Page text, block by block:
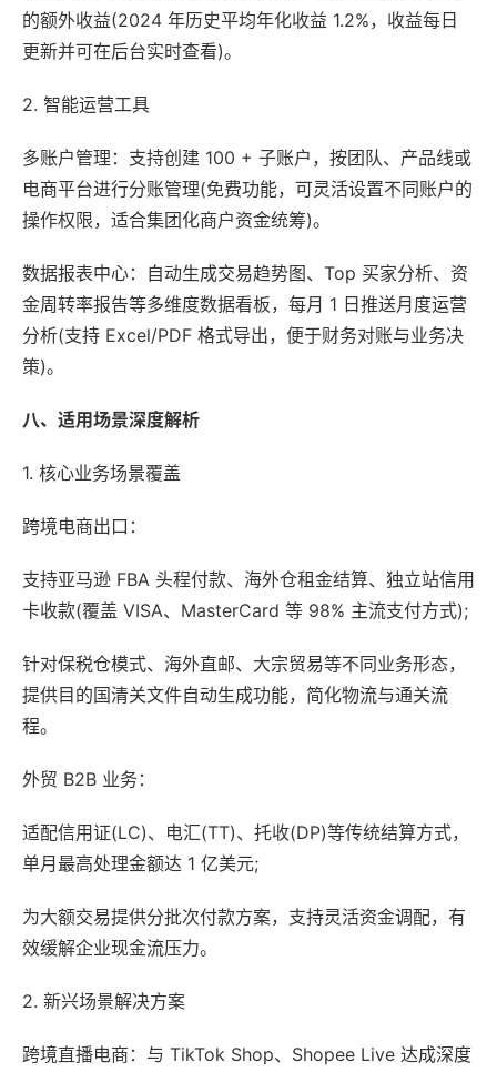
的额外收益(2024 年历史平均年化收益 1.2%，收益每日
更新并可在后台实时查看)。
2. 智能运营工具
多账户管理：支持创建 100 + 子账户，按团队、产品线或
电商平台进行分账管理(免费功能，可灵活设置不同账户的
操作权限，适合集团化商户资金统筹)。
数据报表中心：自动生成交易趋势图、Top 买家分析、资
金周转率报告等多维度数据看板，每月 1 日推送月度运营
分析(支持 Excel/PDF 格式导出，便于财务对账与业务决
策)。
八、适用场景深度解析
1. 核心业务场景覆盖
跨境电商出口：
支持亚马逊 FBA 头程付款、海外仓租金结算、独立站信用
卡收款(覆盖 VISA、MasterCard 等 98% 主流支付方式);
针对保税仓模式、海外直邮、大宗贸易等不同业务形态，
提供目的国清关文件自动生成功能，简化物流与通关流
程。
外贸 B2B 业务：
适配信用证(LC)、电汇(TT)、托收(DP)等传统结算方式，
单月最高处理金额达 1 亿美元;
为大额交易提供分批次付款方案，支持灵活资金调配，有
效缓解企业现金流压力。
2. 新兴场景解决方案
跨境直播电商：与 TikTok Shop、Shopee Live 达成深度